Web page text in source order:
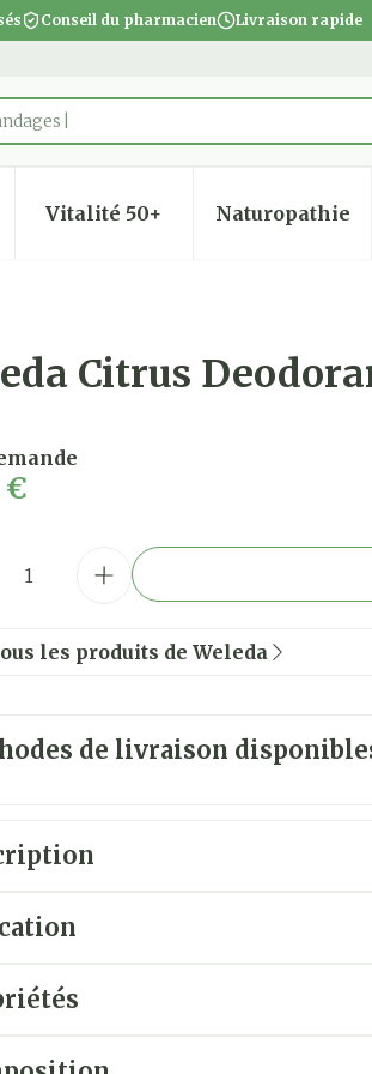
Conseil du pharmacien Livraison rapide
soins et hygiène
la catégorie Régime,
le sous-menu pour la catégorie
Vitalité 50+Afficher le sous-menu
Naturopathie
Afficher
Citrus
€
les produits de Weleda
de livraison